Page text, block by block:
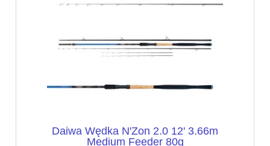
Daiwa Wędka N'Zon 2.0 12' 3.66m
Medium Feeder 80g